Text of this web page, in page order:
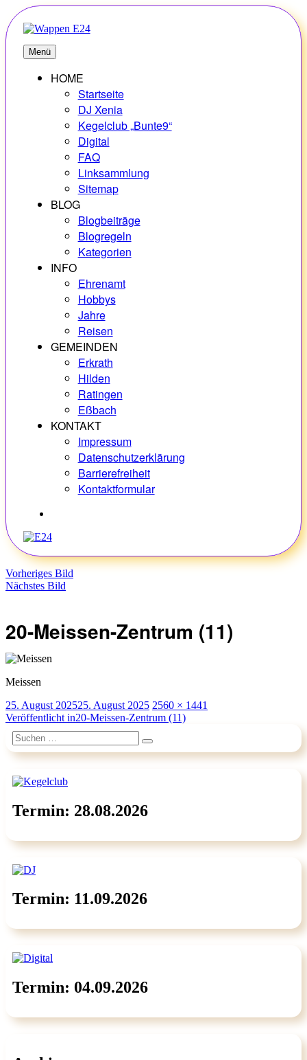
Zum
Inhalt
springen
E24
Erlebnisse – Hobbys – Vielfalt
Menü
HOME
Startseite
DJ Xenia
Kegelclub „Bunte9“
Digital
FAQ
Linksammlung
Sitemap
BLOG
Blogbeiträge
Blogregeln
Kategorien
INFO
Ehrenamt
Hobbys
Jahre
Reisen
GEMEINDEN
Erkrath
Hilden
Ratingen
Eßbach
KONTAKT
Impressum
Datenschutzerklärung
Barrierefreiheit
Kontaktformular
Vorheriges Bild
Nächstes Bild
20-Meissen-Zentrum (11)
Meissen
Veröffentlicht
am
25. August 202525. August 2025 Originalgröße
2560 × 1441
Beitragsnavigation
Veröffentlicht in20-Meissen-Zentrum (11)
Suchen
nach:
Suchen
Termin: 28.08.2026
Termin: 11.09.2026
Termin: 04.09.2026